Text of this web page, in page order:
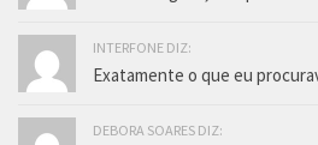
INTERFONE DIZ:
Exatamente o que eu
DEBORA SOARES DIZ: